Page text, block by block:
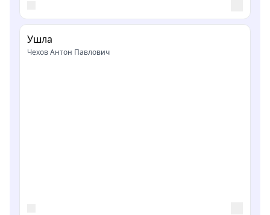
Ушла
Чехов Антон Павлович